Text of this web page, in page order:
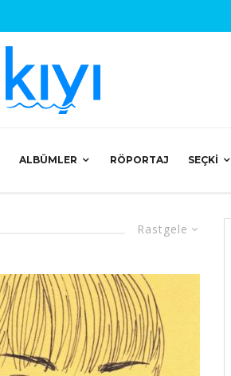
ALBÜMLER RÖPORTAJ SEÇKI
Rastgele